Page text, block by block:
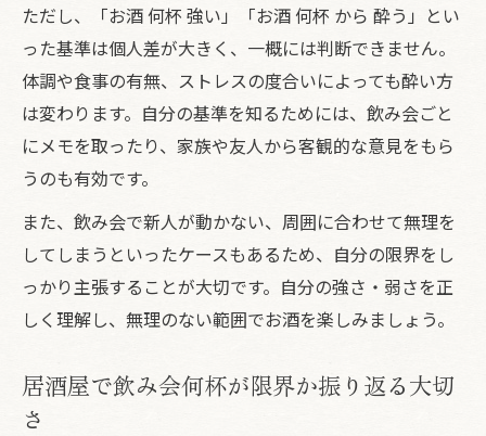
ただし、「お酒 何杯 強い」「お酒 何杯 から 酔う」とい
った基準は個人差が大きく、一概には判断できません。
体調や食事の有無、ストレスの度合いによっても酔い方
は変わります。自分の基準を知るためには、飲み会ごと
にメモを取ったり、家族や友人から客観的な意見をもら
うのも有効です。
また、飲み会で新人が動かない、周囲に合わせて無理を
してしまうといったケースもあるため、自分の限界をし
っかり主張することが大切です。自分の強さ・弱さを正
しく理解し、無理のない範囲でお酒を楽しみましょう。
居酒屋で飲み会何杯が限界か振り返る大切
さ